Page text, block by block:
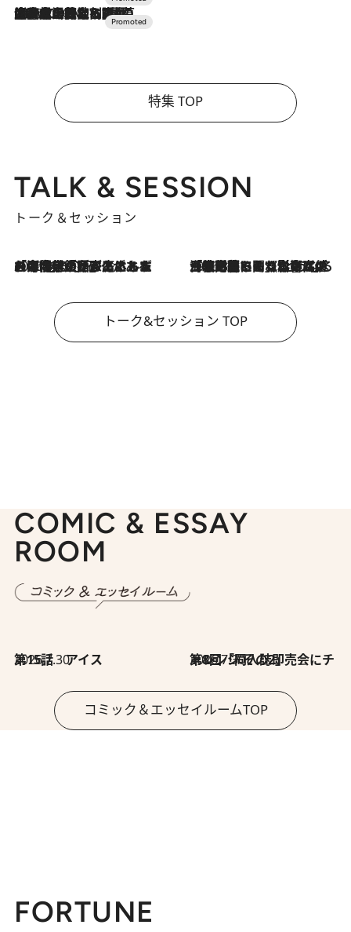
2026.7.10
NEW OPEN！【界 草津】名湯の地に誕生。趣の異なる2種の温泉と上州ならではの会席・蕎麦割烹など美食を味わう究極の癒やし旅
特集 TOP
TALK & SESSION
トーク＆セッション
2026.8.3
「今後値上げがあるとすれば…」「リスクがあるのは今年の冬」エネルギー専門家が語る、ホルムズ海峡封鎖が家庭にもたらす“ある心配” 2026.8.3
「住宅建てられない…」「サーチャージ料の高値が続いている」ホルムズ海峡封鎖による影響はいつまで続く？《エネルギー専門家に聞く“どうなる日本の暮らし”》
トーク&セッション TOP
COMIC & ESSAY
ROOM
2026.7.30
第15話 アイス 2026.7.30
第8回「同人誌即売会にチャレンジ その2」
コミック＆エッセイルームTOP
FORTUNE